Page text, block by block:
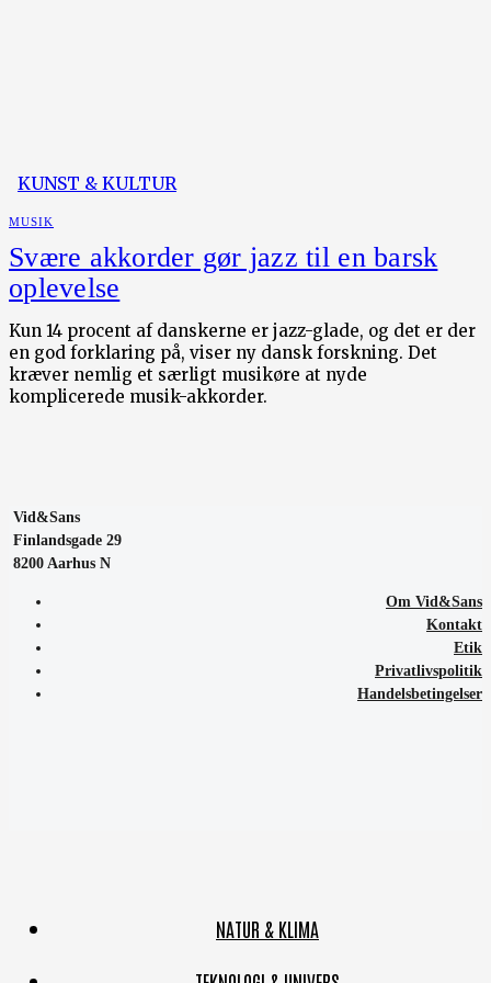
KUNST & KULTUR
MUSIK
Svære akkorder gør jazz til en barsk
oplevelse
Kun 14 procent af danskerne er jazz-glade, og det er der
en god forklaring på, viser ny dansk forskning. Det
kræver nemlig et særligt musikøre at nyde
komplicerede musik-akkorder.
Vid&Sans
Finlandsgade 29
8200 Aarhus N
Om Vid&Sans
Kontakt
Etik
Privatlivspolitik
Handelsbetingelser
NATUR & KLIMA